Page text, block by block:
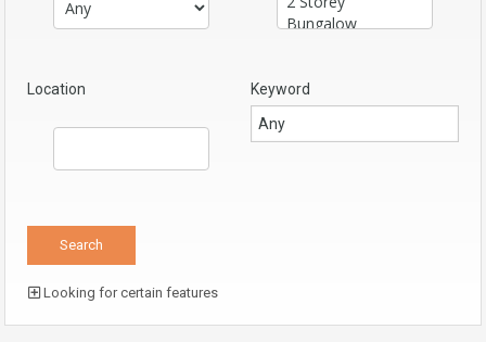
Location Keyword
Looking for certain features